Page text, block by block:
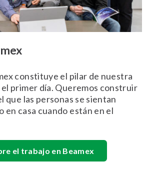
constituye el pilar de nuestra
el primer día. Queremos construir
que las personas se sientan
en casa cuando están en el
el trabajo en Beamex